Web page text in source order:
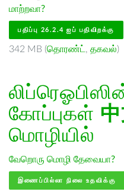
மாற்றவா?
பதிப்பு 26.2.4 ஐப் பதிவிறக்கு
342 MB (தொரண்ட் , தகவல்)
கோப்புகள்
மொழியில்
வேறொரு மொழி தேவையா?
இணைப்பில்லா நிலை உதவிக்கு